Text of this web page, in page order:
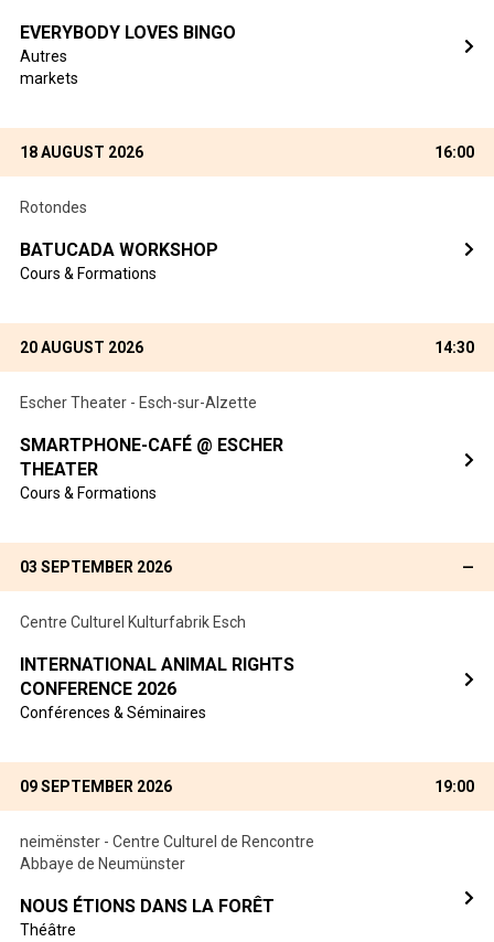
EVERYBODY LOVES BINGO
Autres
markets
18 AUGUST 2026 16:00
Rotondes
BATUCADA WORKSHOP
Cours & Formations
20 AUGUST 2026 14:30
Escher Theater - Esch-sur-Alzette
SMARTPHONE-CAFÉ @ ESCHER
THEATER
Cours & Formations
03 SEPTEMBER 2026 —
Centre Culturel Kulturfabrik Esch
INTERNATIONAL ANIMAL RIGHTS
CONFERENCE 2026
Conférences & Séminaires
09 SEPTEMBER 2026 19:00
neimënster - Centre Culturel de Rencontre
Abbaye de Neumünster
NOUS ÉTIONS DANS LA FORÊT
Théâtre